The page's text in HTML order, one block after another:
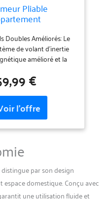
Pliable
Magnétique
de Résistance
Doubles Améliorés: Le
de volant d'inertie
amélioré et la
permettent de
sans bruit, sans
les autres pendant
entraînement. La
à double rail
la sécurité et la
pouvez ainsi vous
et le rendre
agréable. Brûle-graisses
pour tout le corps:
€
distingue par son design
domestique. Conçu avec
une utilisation fluide et